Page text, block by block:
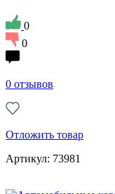
0
0
0 отзывов
Отложить товар
Артикул: 73981